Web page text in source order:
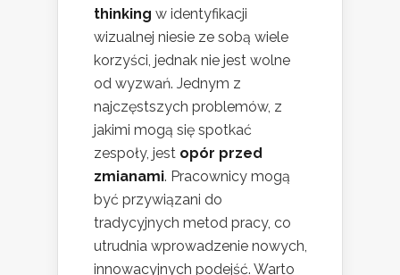
thinking w identyfikacji
wizualnej niesie ze sobą wiele
korzyści, jednak nie jest wolne
od wyzwań. Jednym z
najczęstszych problemów, z
jakimi mogą się spotkać
zespoły, jest opór przed
zmianami. Pracownicy mogą
być przywiązani do
tradycyjnych metod pracy, co
utrudnia wprowadzenie nowych,
innowacyjnych podejść. Warto